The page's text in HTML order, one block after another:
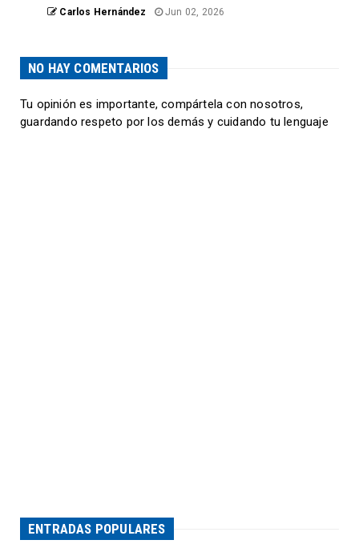
Carlos Hernández Jun 02, 2026
NO HAY COMENTARIOS
Tu opinión es importante, compártela con nosotros,
guardando respeto por los demás y cuidando tu lenguaje
ENTRADAS POPULARES